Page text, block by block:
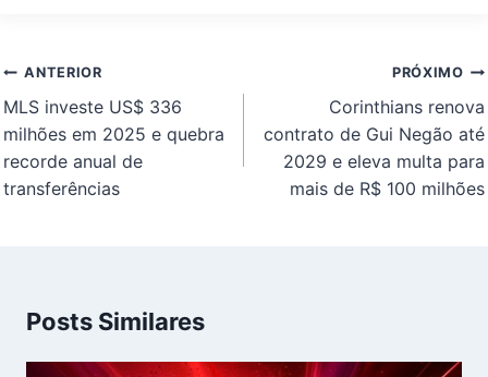
Navegação
de
Post
ANTERIOR
MLS investe US$ 336
milhões em 2025 e quebra
recorde anual de
transferências
PRÓXIMO
Corinthians renova
contrato de Gui Negão até
2029 e eleva multa para
mais de R$ 100 milhões
Posts Similares